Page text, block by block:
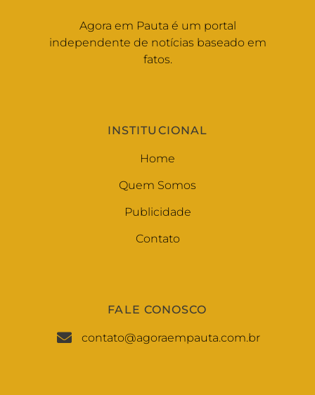
Agora em Pauta é um portal
independente de notícias baseado em
fatos.
INSTITUCIONAL
Home
Quem Somos
Publicidade
Contato
FALE CONOSCO
contato@agoraempauta.com.br